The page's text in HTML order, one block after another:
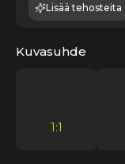
Lisää tehosteita
Kuvasuhde
1:1